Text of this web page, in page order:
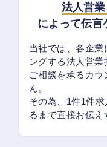
法人営
によって伝言
当社では、各企業
ングする法人営
ご相談を承るカ
ん。
その為、1件1件
るまで直接お伝え